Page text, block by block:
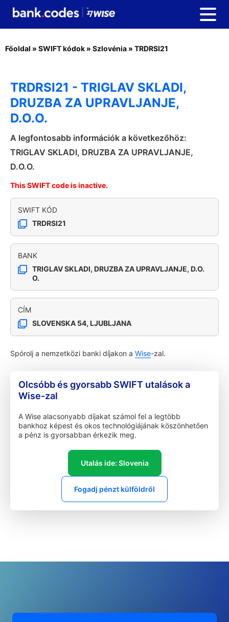
Főoldal » SWIFT kódok » Szlovénia » TRDRSI21
TRDRSI21 - TRIGLAV SKLADI,
DRUZBA ZA UPRAVLJANJE,
D.O.O.
A legfontosabb információk a következőhöz:
TRIGLAV SKLADI, DRUZBA ZA UPRAVLJANJE,
D.O.O.
This SWIFT code is inactive.
SWIFT KÓD
TRDRSI21
BANK
TRIGLAV SKLADI, DRUZBA ZA UPRAVLJANJE, D.O.
O.
CÍM
SLOVENSKA 54, LJUBLJANA
Spórolj a nemzetközi banki díjakon a Wise-zal.
Olcsóbb és gyorsabb SWIFT utalások a
Wise-zal
A Wise alacsonyabb díjakat számol fel a legtöbb
bankhoz képest és okos technológiájának köszönhetően
a pénz is gyorsabban érkezik meg.
Utalás ide: Slovenia
Fogadj pénzt külföldről